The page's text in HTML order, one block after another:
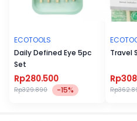
ECOTOOLS
Daily Defined Eye 5pc
Set
Rp280.500
Rp329.890 -15%
Travel